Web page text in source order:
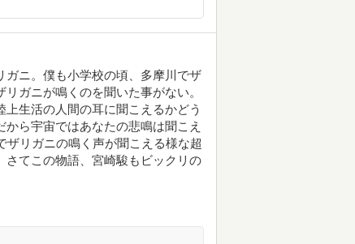
ニ。僕も小学校の頃、多摩川でザ
ガニが鳴くのを聞いた事がない。
生活の人間の耳に聞こえるかどう
ら宇宙ではあなたの悲鳴は聞こえ
リガニの鳴く声が聞こえる様な超
さてこの物語、宮崎駿もビックリの